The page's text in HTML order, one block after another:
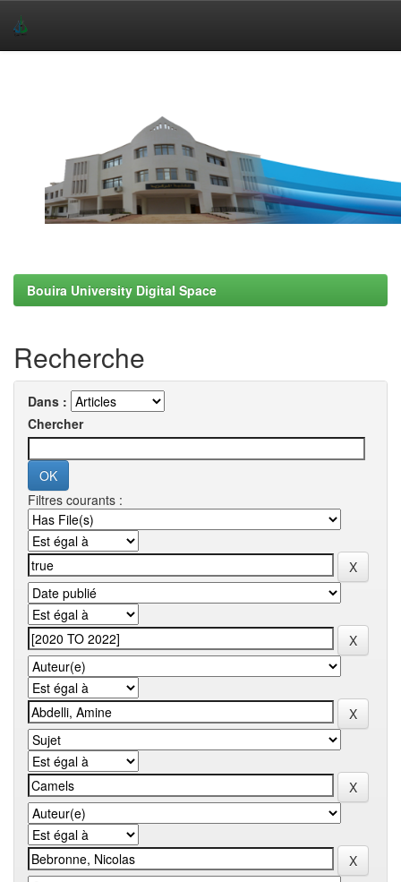
Bouira University Digital Space
Recherche
Dans :
Chercher
Filtres courants :